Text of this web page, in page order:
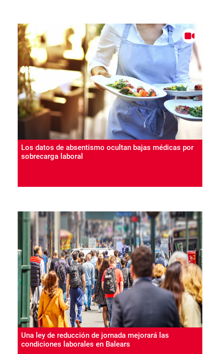
Los datos de absentismo ocultan bajas médicas por
sobrecarga laboral
Una ley de reducción de jornada mejorará las
condiciones laborales en Balears